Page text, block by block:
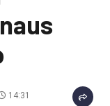
14:31